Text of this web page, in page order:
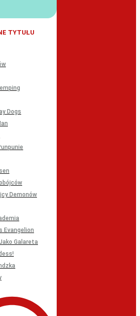
TYTUŁU
Dogs
Demonów
Evangelion
Galareta